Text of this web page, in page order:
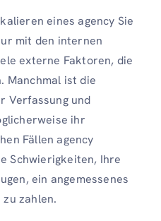
eines agency Sie
mit den internen
externe Faktoren, die
Manchmal ist die
Verfassung und
ihr
Fällen agency
Schwierigkeiten, Ihre
ein angemessenes
zahlen.